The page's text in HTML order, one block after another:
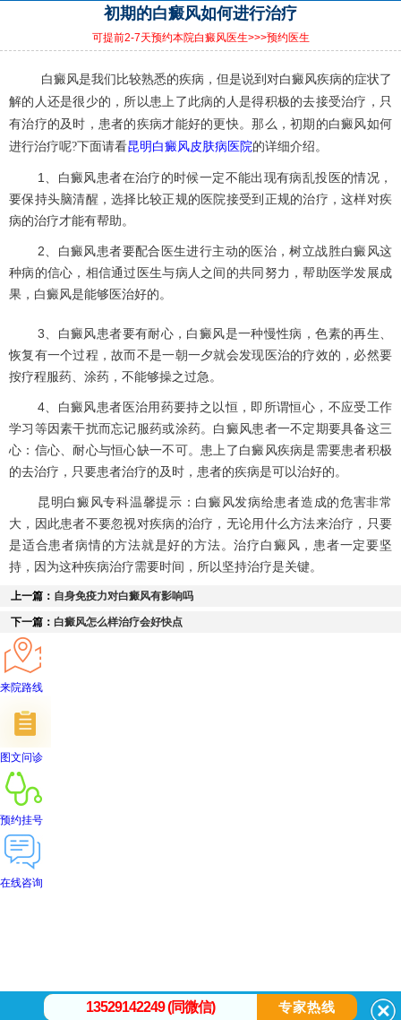
初期的白癜风如何进行治疗
可提前2-7天预约本院白癜风医生>>>预约医生
白癜风是我们比较熟悉的疾病，但是说到对白癜风疾病的症状了
解的人还是很少的，所以患上了此病的人是得积极的去接受治疗，只
有治疗的及时，患者的疾病才能好的更快。那么，初期的白癜风如何
进行治疗呢?下面请看昆明白癜风皮肤病医院的详细介绍。
1、白癜风患者在治疗的时候一定不能出现有病乱投医的情况，
要保持头脑清醒，选择比较正规的医院接受到正规的治疗，这样对疾
病的治疗才能有帮助。
2、白癜风患者要配合医生进行主动的医治，树立战胜白癜风这
种病的信心，相信通过医生与病人之间的共同努力，帮助医学发展成
果，白癜风是能够医治好的。
3、白癜风患者要有耐心，白癜风是一种慢性病，色素的再生、
恢复有一个过程，故而不是一朝一夕就会发现医治的疗效的，必然要
按疗程服药、涂药，不能够操之过急。
4、白癜风患者医治用药要持之以恒，即所谓恒心，不应受工作
学习等因素干扰而忘记服药或涂药。白癜风患者一不定期要具备这三
心：信心、耐心与恒心缺一不可。患上了白癜风疾病是需要患者积极
的去治疗，只要患者治疗的及时，患者的疾病是可以治好的。
昆明白癜风专科温馨提示：白癜风发病给患者造成的危害非常
大，因此患者不要忽视对疾病的治疗，无论用什么方法来治疗，只要
是适合患者病情的方法就是好的方法。治疗白癜风，患者一定要坚
持，因为这种疾病治疗需要时间，所以坚持治疗是关键。
上一篇： 自身免疫力对白癜风有影响吗
下一篇： 白癜风怎么样治疗会好快点
来院路线
图文问诊
预约挂号
在线咨询
13529142249 (同微信) 专家热线